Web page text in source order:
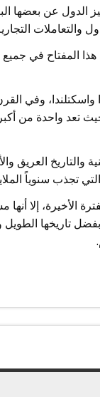
الدول عن بعضها
بالمملكة المتحدة، فهو 0044،
18 عندما اندمجت إنجلترا
حيث تعد واحدة من
والتاريخ
تجذب سنوياً
الأخيرة، إلا
تاريخها الطويل